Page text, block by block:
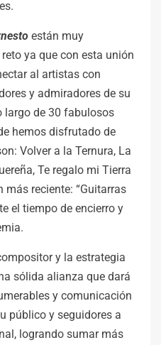
están muy
ya que con esta unión
al artistas con
y admiradores de su
largo de 30 fabulosos
hemos disfrutado de
Volver a la Ternura, La
Te regalo mi Tierra
reciente: “Guitarras
el tiempo de encierro y
y la estrategia
sólida alianza que dará
y comunicación
público y seguidores a
logrando sumar más